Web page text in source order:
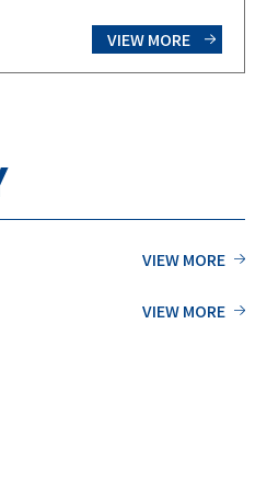
開している通信制高校
年〜3年生通して130名
VIEW MORE